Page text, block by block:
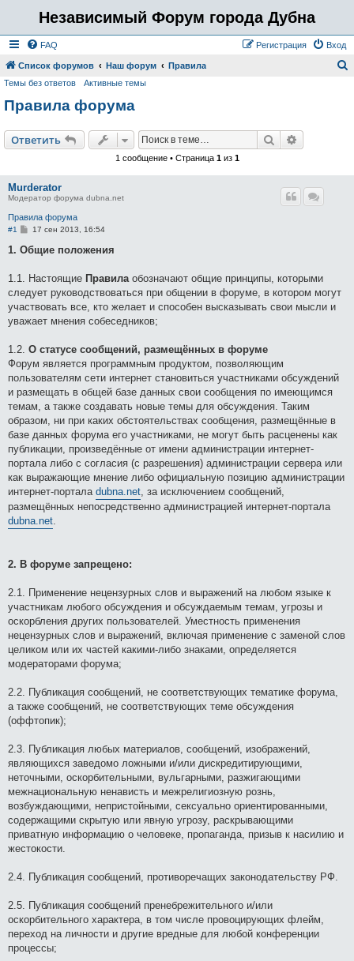
Независимый Форум города Дубна
FAQ Вход
Регистрация
Список форумов Наш форум Правила
Темы без ответов Активные темы
Правила форума
Ответить Поиск
1 сообщение • Страница 1из 1
Murderator
Модератор форума dubna.net
Правила форума
#1
С
о
е
и
е
17 сен 2013, 16:54
1. Общие положения
1.1. Настоящие Правила обозначают общие принципы, которыми
следует руководствоваться при общении в форуме, в котором могут
участвовать все, кто желает и способен высказывать свои мысли и
уважает мнения собеседников;
1.2. О статусе сообщений, размещённых в форуме
Форум является программным продуктом, позволяющим
пользователям сети интернет становиться участниками обсуждений
и размещать в общей базе данных свои сообщения по имеющимся
темам, а также создавать новые темы для обсуждения. Таким
образом, ни при каких обстоятельствах сообщения, размещённые в
базе данных форума его участниками, не могут быть расценены как
публикации, произведённые от имени администрации интернет-
портала либо с согласия (с разрешения) администрации сервера или
как выражающие мнение либо официальную позицию администрации
интернет-портала dubna.net , за исключением сообщений,
размещённых непосредственно администрацией интернет-портала
dubna.net
2. В форуме запрещено:
2.1. Применение нецензурных слов и выражений на любом языке к
участникам любого обсуждения и обсуждаемым темам, угрозы и
оскорбления других пользователей. Уместность применения
нецензурных слов и выражений, включая применение с заменой слов
целиком или их частей какими-либо знаками, определяется
модераторами форума;
2.2. Публикация сообщений, не соответствующих тематике форума,
а также сообщений, не соответствующих теме обсуждения
(оффтопик);
2.3. Публикация любых материалов, сообщений, изображений,
являющихся заведомо ложными и/или дискредитирующими,
неточными, оскорбительными, вульгарными, разжигающими
межнациональную ненависть и межрелигиозную рознь,
возбуждающими, непристойными, сексуально ориентированными,
содержащими скрытую или явную угрозу, раскрывающими
приватную информацию о человеке, пропаганда, призыв к насилию и
жестокости.
2.4. Публикация сообщений, противоречащих законодательству РФ.
2.5. Публикация сообщений пренебрежительного и/или
оскорбительного характера, в том числе провоцирующих флейм,
переход на личности и другие вредные для любой конференции
процессы;